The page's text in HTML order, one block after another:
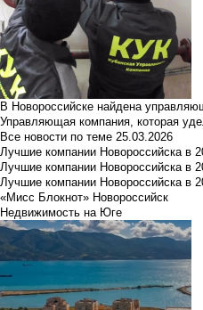
В Новороссийске найдена
Управляющая компания, которая
Все новости по теме 25.03.2026
Лучшие компании Новороссийска в
Лучшие компании Новороссийска в
Лучшие компании Новороссийска
«Мисс Блокнот» Новороссийск
Недвижимость на Юге